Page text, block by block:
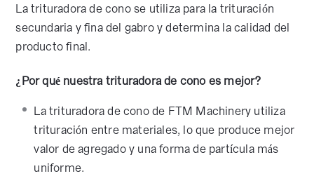
La trituradora de cono se utiliza para la trituración
secundaria y fina del gabro y determina la calidad del
producto final.
¿Por qué nuestra trituradora de cono es mejor?
La trituradora de cono de FTM Machinery utiliza
trituración entre materiales, lo que produce mejor
valor de agregado y una forma de partícula más
uniforme.